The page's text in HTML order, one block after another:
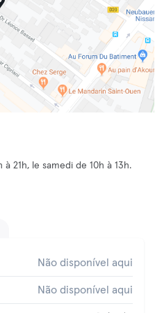
21h, le samedi de 10h à 13h.
Não disponível aqui
Não disponível aqui